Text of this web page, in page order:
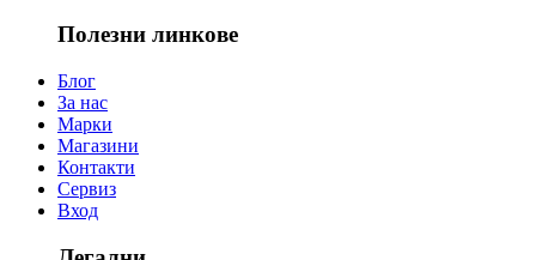
Полезни линкове
Блог
За нас
Марки
Магазини
Контакти
Сервиз
Вход